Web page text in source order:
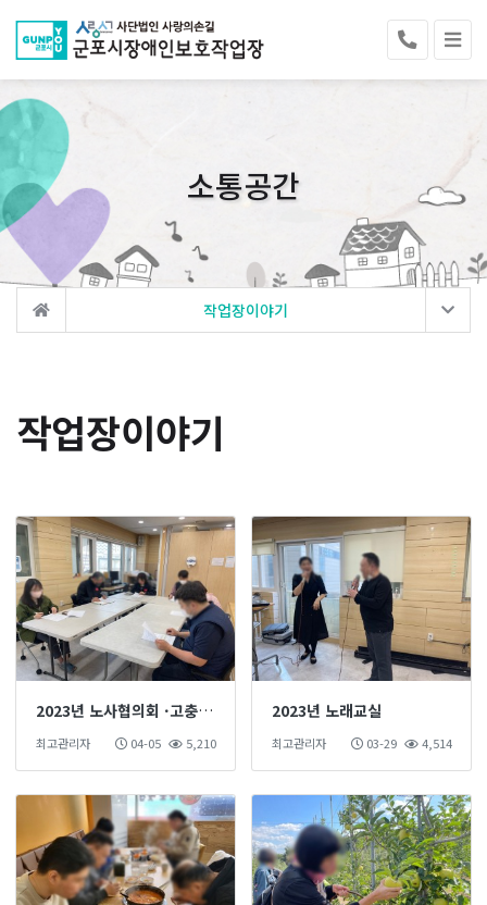
소통공간
작업장이야기
작업장이야기
2023년 노사협의회 ·고충처리위원회 정기회의
최고관리자 04-05 5,210
2023년 노래교실
최고관리자 03-29 4,514